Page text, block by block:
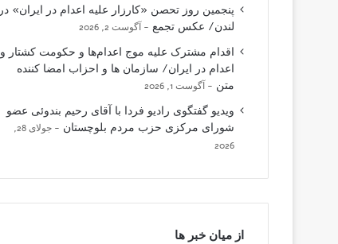
پنجمین روز تحصن «کارزار علیه اعدام در ایران» در
لندن/ عکس تجمع
آگوست 2, 2026
اقدام مشترک علیه موج اعدام‌ها و حکومت کشتار و
اعدام در ایران/ سازمان ها و احزاب امضا کننده
متن
آگوست 1, 2026
ویدیو گفتگوی رادیو فردا با آقای رحیم بندوئی عضو
شورای مرکزی حزب مردم بلوچستان
جولای 28,
2026
از میان خبر ها